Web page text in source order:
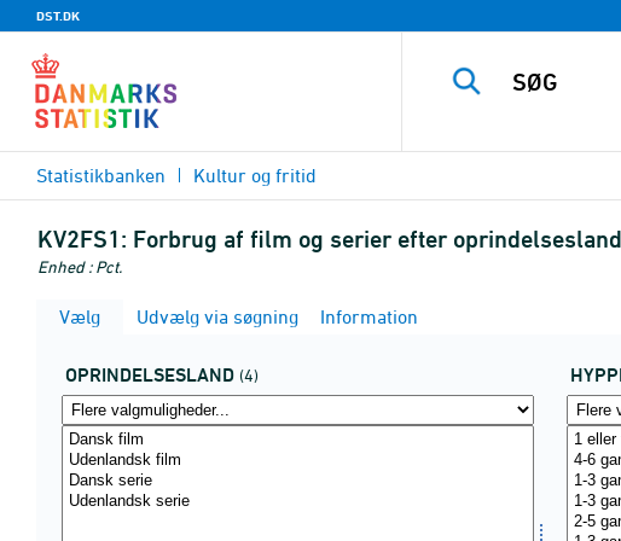
DST.DK
Statistikbanken Kultur og fritid
KV2FS1: Forbrug af film og serier efter
Enhed : Pct.
Vælg Udvælg via søgning Information
OPRINDELSESLAND (4)